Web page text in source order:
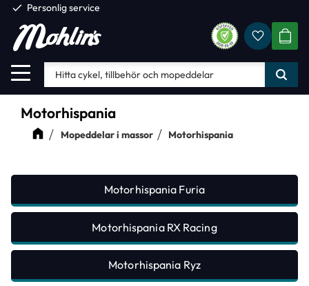
Meny
check Personlig service
Motorhispania
Mopeddelar i massor Motorhispania
Motorhispania Furia
Motorhispania RX Racing
Motorhispania Ryz